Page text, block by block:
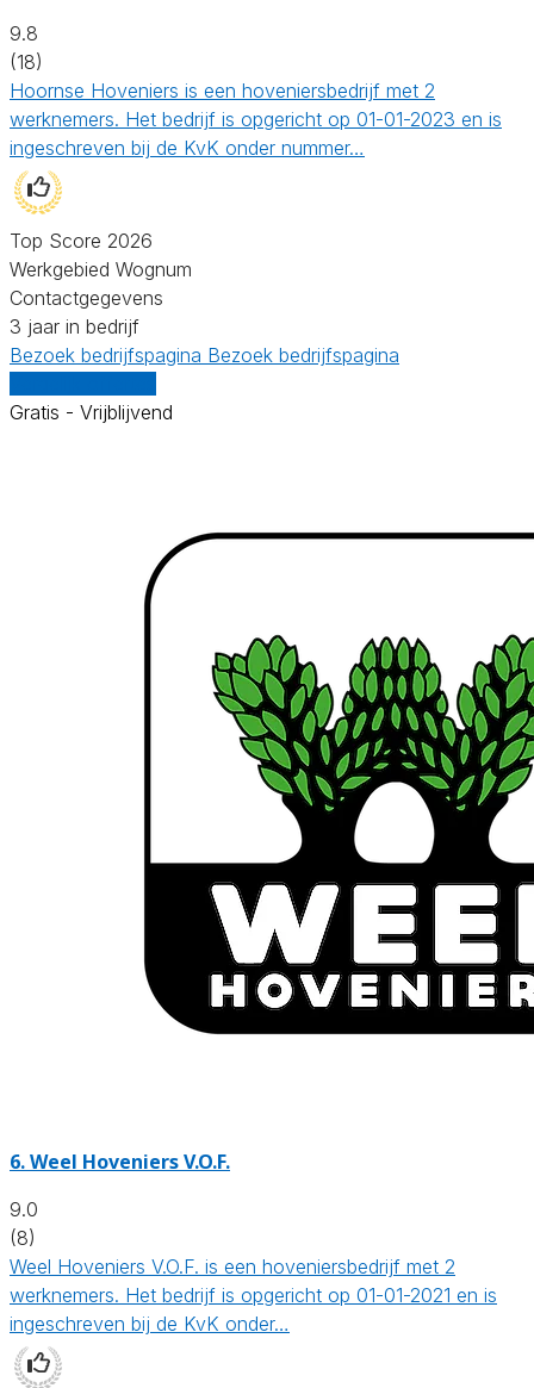
9.8
(18)
Hoornse Hoveniers is een hoveniersbedrijf met 2
werknemers. Het bedrijf is opgericht op 01-01-2023 en is
ingeschreven bij de KvK onder nummer…
Top Score 2026
Werkgebied Wognum
Contactgegevens
3 jaar in bedrijf
Bezoek bedrijfspagina Bezoek bedrijfspagina
Gratis - Vrijblijvend
6.Weel Hoveniers V.O.F.
9.0
(8)
Weel Hoveniers V.O.F. is een hoveniersbedrijf met 2
werknemers. Het bedrijf is opgericht op 01-01-2021 en is
ingeschreven bij de KvK onder…